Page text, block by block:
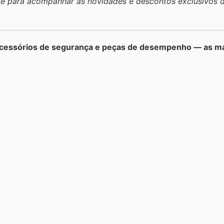
de segurança e peças de desempenho — as